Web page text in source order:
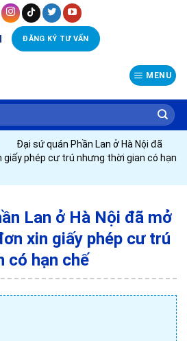
ĐĂNG KÝ TƯ VẤN
MENU
Đại sứ quán Phần Lan ở Hà Nội đã
phép cư trú nhưng thời gian có hạn
Lan ở Hà Nội đã mở
xin giấy phép cư trú
có hạn chế